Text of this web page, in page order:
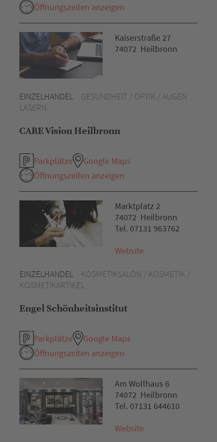
Öffnungszeiten anzeigen
EINZELHANDEL
GESUNDHEIT / OPTIK / AUGEN
LASERN
CARE Vision Heilbronn
Parkplätze
Google Maps
Öffnungszeiten anzeigen
Kaiserstraße 27
74072 Heilbronn
EINZELHANDEL
KOSMETIKSALON / KOSMETIK /
KOSMETIKARTIKEL
Engel Schönheitsinstitut
Parkplätze
Google Maps
Öffnungszeiten anzeigen
Marktplatz 2
74072 Heilbronn
Tel. 07131 963762
Website
Am Wollhaus 6
74072 Heilbronn
Tel. 07131 644610
Website